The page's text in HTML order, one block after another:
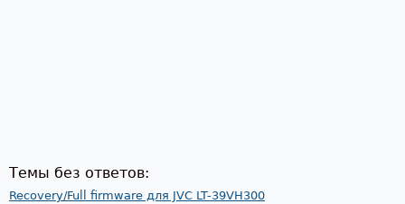
Темы без ответов:
Recovery/Full firmware для JVC LT-39VH300